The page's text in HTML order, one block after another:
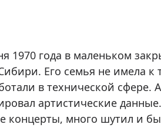
1970 года в маленьком
Его семья не имела к
в технической сфере.
артистические
концерты, много шутил и